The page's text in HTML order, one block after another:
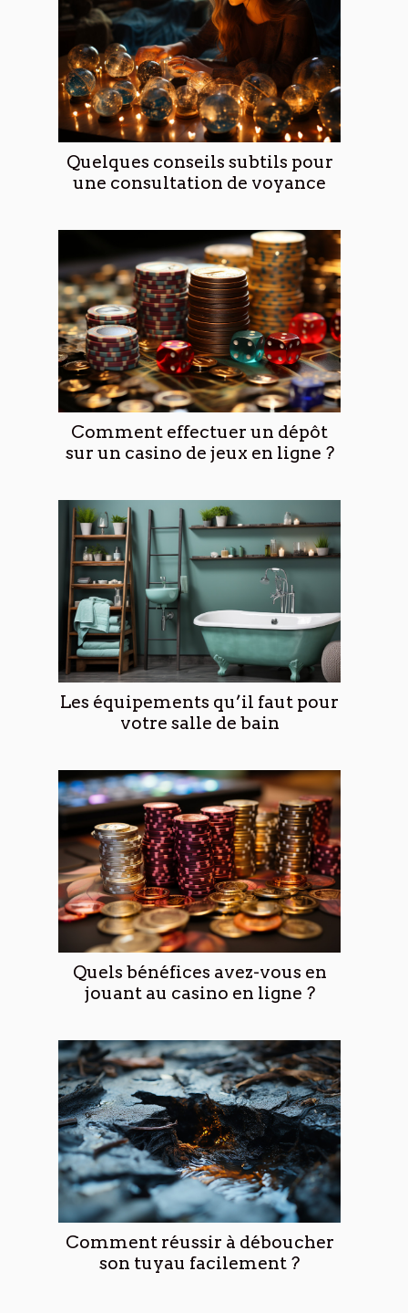
Quelques conseils subtils pour
une consultation de voyance
Comment effectuer un dépôt
sur un casino de jeux en ligne ?
Les équipements qu’il faut pour
votre salle de bain
Quels bénéfices avez-vous en
jouant au casino en ligne ?
Comment réussir à déboucher
son tuyau facilement ?